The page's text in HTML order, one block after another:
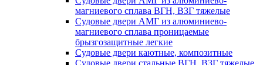
магниевого сплава ВГН, ВЗГ тяжелые
Судовые двери АМГ из алюминиево-
магниевого сплава проницаемые
брызгозащитные легкие
Судовые двери каютные, композитные
Судовые двери стальные ВГН, ВЗГ тяжелые